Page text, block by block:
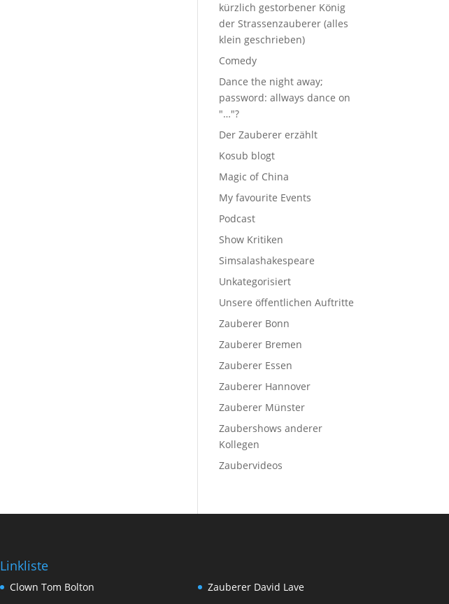
kürzlich gestorbener König
der Strassenzauberer (alles
klein geschrieben)
Comedy
Dance the night away;
password: allways dance on
"…"?
Der Zauberer erzählt
Kosub blogt
Magic of China
My favourite Events
Podcast
Show Kritiken
Simsalashakespeare
Unkategorisiert
Unsere öffentlichen Auftritte
Zauberer Bonn
Zauberer Bremen
Zauberer Essen
Zauberer Hannover
Zauberer Münster
Zaubershows anderer
Kollegen
Zaubervideos
Linkliste
Clown Tom Bolton
Zauberer David Lave